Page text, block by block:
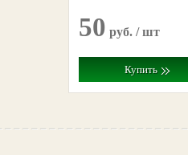
50 руб. / шт
Купить